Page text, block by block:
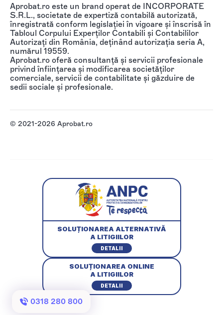
Aprobat.ro este un brand operat de INCORPORATE
S.R.L., societate de expertiză contabilă autorizată,
înregistrată conform legislației în vigoare și înscrisă în
Tabloul Corpului Experților Contabili și Contabililor
Autorizați din România, deținând autorizația seria A,
numărul 19559.
Aprobat.ro oferă consultanță și servicii profesionale
privind înființarea și modificarea societăților
comerciale, servicii de contabilitate și găzduire de
sedii sociale și profesionale.
© 2021-2026 Aprobat.ro
SOLUȚIONAREA ALTERNATIVĂ
A LITIGIILOR
DETALII
SOLUȚIONAREA ONLINE
A LITIGIILOR
DETALII
0318 280 800